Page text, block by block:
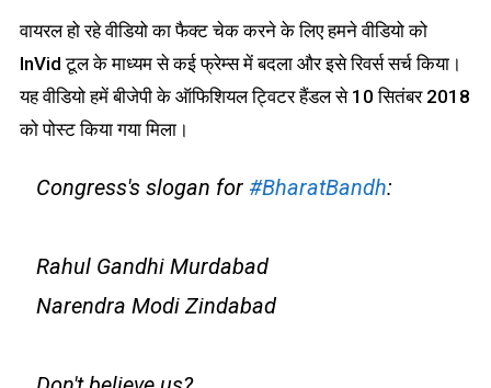
वायरल हो रहे वीडियो का फैक्ट चेक करने के लिए हमने वीडियो को
InVid टूल के माध्यम से कई फ्रेम्स में बदला और इसे रिवर्स सर्च किया।
यह वीडियो हमें बीजेपी के ऑफिशियल ट्विटर हैंडल से 10 सितंबर 2018
को पोस्ट किया गया मिला।
Congress's slogan for #BharatBandh:
Rahul Gandhi Murdabad
Narendra Modi Zindabad